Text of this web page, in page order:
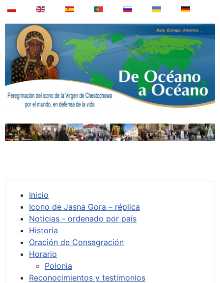
Inicio
Icono de Jasna Gora – réplica
Noticias - ordenado por país
Historia
Oración de Consagración
Horario
Polonia
Reconocimientos y testimonios